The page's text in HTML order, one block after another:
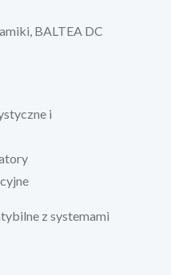
BALTEA DC
i
z systemami